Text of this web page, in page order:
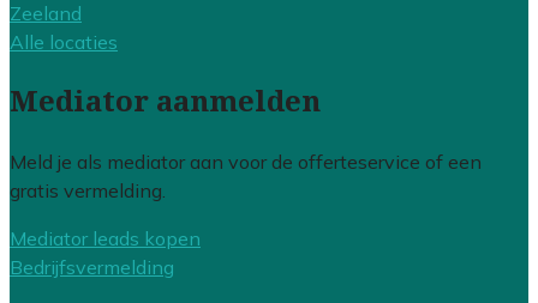
Zeeland
Alle locaties
Mediator aanmelden
Meld je als mediator aan voor de offerteservice of een
gratis vermelding.
Mediator leads kopen
Bedrijfsvermelding